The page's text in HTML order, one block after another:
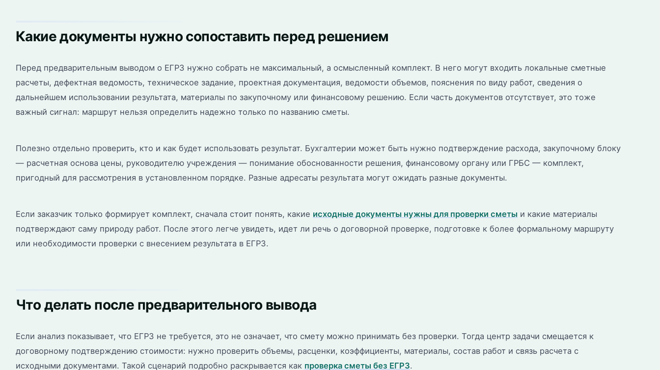
Какие документы нужно сопоставить перед решением
Перед предварительным выводом о ЕГРЗ нужно собрать не максимальный, а осмысленный комплект. В него могут входить локальные сметные
расчеты, дефектная ведомость, техническое задание, проектная документация, ведомости объемов, пояснения по виду работ, сведения о
дальнейшем использовании результата, материалы по закупочному или финансовому решению. Если часть документов отсутствует, это тоже
важный сигнал: маршрут нельзя определить надежно только по названию сметы.
Полезно отдельно проверить, кто и как будет использовать результат. Бухгалтерии может быть нужно подтверждение расхода, закупочному блоку
— расчетная основа цены, руководителю учреждения — понимание обоснованности решения, финансовому органу или ГРБС — комплект,
пригодный для рассмотрения в установленном порядке. Разные адресаты результата могут ожидать разные документы.
Если заказчик только формирует комплект, сначала стоит понять, какие исходные документы нужны для проверки сметы и какие материалы
подтверждают саму природу работ. После этого легче увидеть, идет ли речь о договорной проверке, подготовке к более формальному маршруту
или необходимости проверки с внесением результата в ЕГРЗ.
Что делать после предварительного вывода
Если анализ показывает, что ЕГРЗ не требуется, это не означает, что смету можно принимать без проверки. Тогда центр задачи смещается к
договорному подтверждению стоимости: нужно проверить объемы, расценки, коэффициенты, материалы, состав работ и связь расчета с
исходными документами. Такой сценарий подробно раскрывается как проверка сметы без ЕГРЗ.